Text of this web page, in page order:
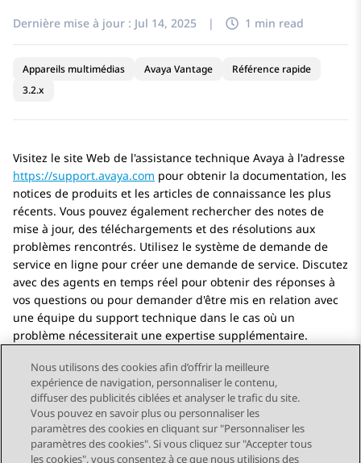
Dernière mise à jour : Jul 14, 2025 | 1 min read
Appareils multimédias Avaya Vantage
Référence rapide
3.2.x
Visitez le site Web de l'assistance technique Avaya à l'adresse
https://support.avaya.com pour obtenir la documentation, les
notices de produits et les articles de connaissance les plus
récents. Vous pouvez également rechercher des notes de
mise à jour, des téléchargements et des résolutions aux
problèmes rencontrés. Utilisez le système de demande de
service en ligne pour créer une demande de service. Discutez
avec des agents en temps réel pour obtenir des réponses à
vos questions ou pour demander d'être mis en relation avec
une équipe du support technique dans le cas où un
problème nécessiterait une expertise supplémentaire.
Send Feedback
Nous utilisons des cookies afin d’offrir la meilleure
expérience de navigation, personnaliser le contenu,
diffuser des publicités ciblées et analyser le trafic du site.
Vous pouvez en savoir plus ou personnaliser les
paramètres des cookies en cliquant sur "Personnaliser les
paramètres des cookies". Si vous cliquez sur "Accepter tous
les cookies", vous consentez à ce que nous utilisions des